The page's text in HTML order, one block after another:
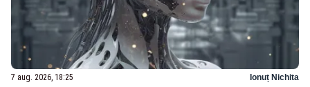
7 aug. 2026, 18:25 Ionuț Nichita